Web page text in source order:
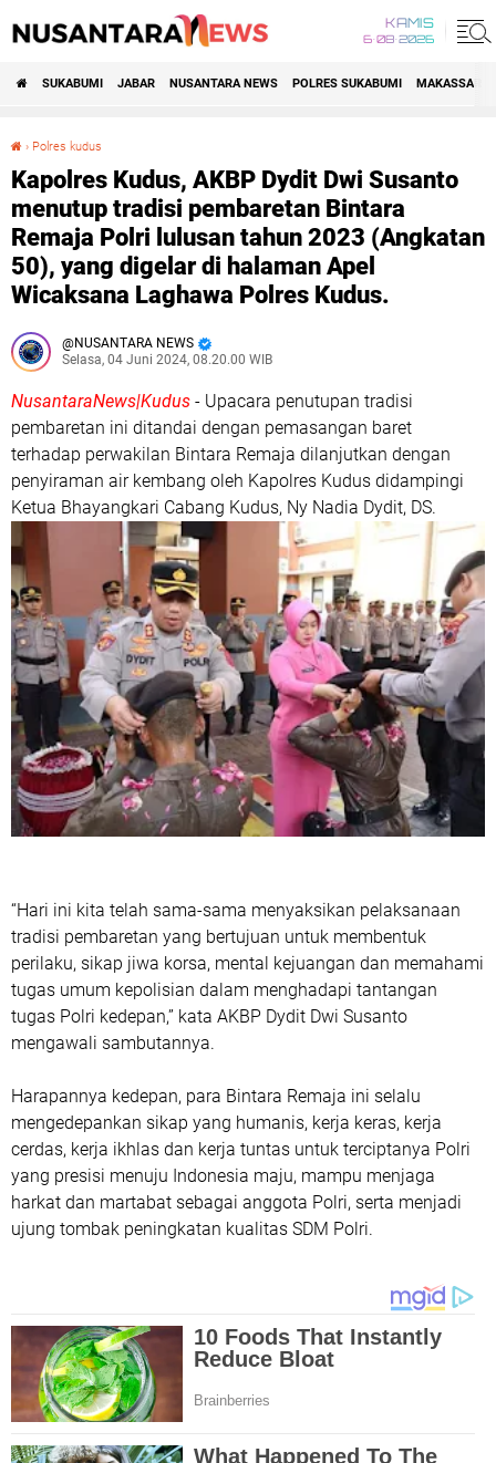
KAMIS
6•08•2026
SUKABUMI JABAR NUSANTARA NEWS POLRES SUKABUMI MAKASSAR
› Polres kudus
Kapolres Kudus, AKBP Dydit Dwi Susanto
menutup tradisi pembaretan Bintara
Remaja Polri lulusan tahun 2023 (Angkatan
50), yang digelar di halaman Apel
Wicaksana Laghawa Polres Kudus.
NUSANTARA NEWS
Selasa, 04 Juni 2024, 08.20.00 WIB
NusantaraNews|Kudus - Upacara penutupan tradisi
pembaretan ini ditandai dengan pemasangan baret
terhadap perwakilan Bintara Remaja dilanjutkan dengan
penyiraman air kembang oleh Kapolres Kudus didampingi
Ketua Bhayangkari Cabang Kudus, Ny Nadia Dydit, DS.
“Hari ini kita telah sama-sama menyaksikan pelaksanaan
tradisi pembaretan yang bertujuan untuk membentuk
perilaku, sikap jiwa korsa, mental kejuangan dan memahami
tugas umum kepolisian dalam menghadapi tantangan
tugas Polri kedepan,” kata AKBP Dydit Dwi Susanto
mengawali sambutannya.
Harapannya kedepan, para Bintara Remaja ini selalu
mengedepankan sikap yang humanis, kerja keras, kerja
cerdas, kerja ikhlas dan kerja tuntas untuk terciptanya Polri
yang presisi menuju Indonesia maju, mampu menjaga
harkat dan martabat sebagai anggota Polri, serta menjadi
ujung tombak peningkatan kualitas SDM Polri.